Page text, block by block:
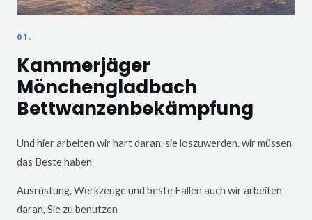
01.
Kammerjäger
Mönchengladbach
Bettwanzenbekämpfung
Und hier arbeiten wir hart daran, sie loszuwerden. wir müssen
das Beste haben
Ausrüstung, Werkzeuge und beste Fallen auch wir arbeiten
daran, Sie zu benutzen